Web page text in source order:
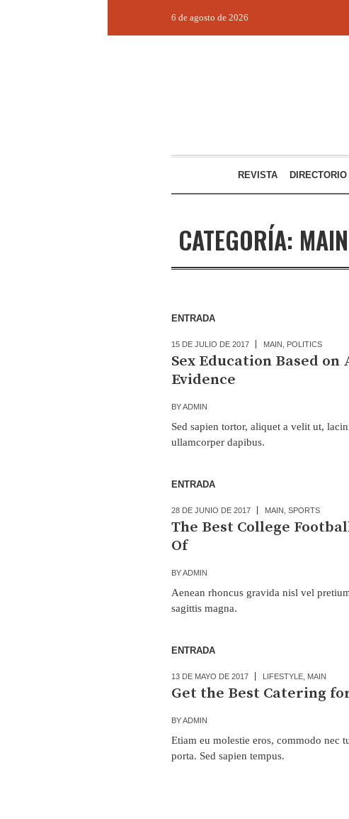
6 de agosto de 2026
REVISTA DIRECTORIO
CATEGORÍA: MAIN
ENTRADA
15 DE JULIO DE 2017 MAIN POLITICS
Sex Education Based on
Evidence
BYADMIN
Sed sapien tortor, aliquet a velit ut,
ullamcorper dapibus.
ENTRADA
28 DE JUNIO DE 2017 MAIN SPORTS
The Best College
Of
BYADMIN
Aenean rhoncus gravida nisl vel
sagittis magna.
ENTRADA
13 DE MAYO DE 2017 LIFESTYLE MAIN
Get the Best Catering
BYADMIN
Etiam eu molestie eros, commodo nec
porta. Sed sapien tempus.